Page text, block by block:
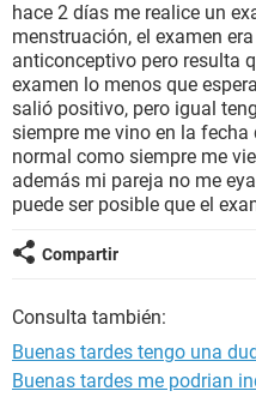
BIENESTAR
SEXUALIDAD
GLOSARIO
hace 2 días me realice un
menstruación, el examen
anticonceptivo pero resulta
examen lo menos que
salió positivo, pero igual
siempre me vino en la
normal como siempre me
además mi pareja no me
puede ser posible que el
Compartir
Consulta también:
Buenas tardes tengo una
Buenas tardes me podrian